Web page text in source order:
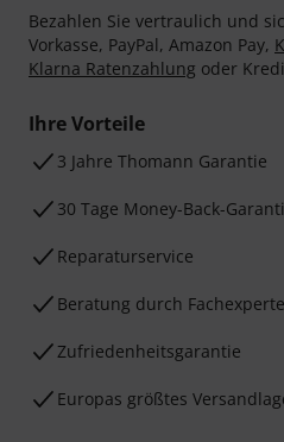
Bezahlen Sie vertraulich und
Vorkasse, PayPal, Amazon Pay,
Klarna Ratenzahlung oder
Ihre Vorteile
3 Jahre Thomann Garantie
30 Tage Money-Back-
Reparaturservice
Beratung durch
Zufriedenheitsgarantie
Europas größtes